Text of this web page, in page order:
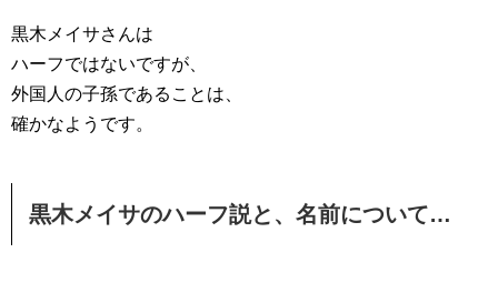
黒木メイサさんは
ハーフではないですが、
外国人の子孫であることは、
確かなようです。
黒木メイサのハーフ説と、名前について…